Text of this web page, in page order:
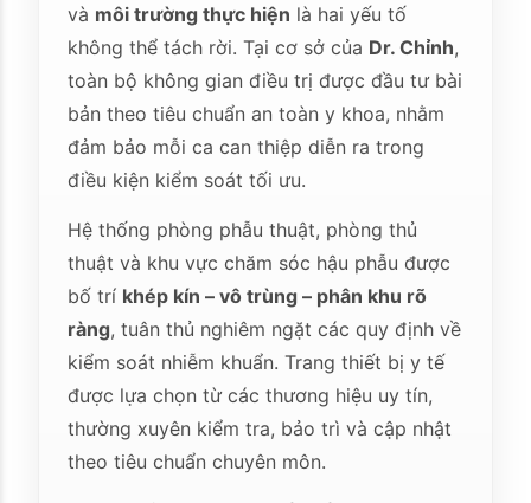
và môi trường thực hiện là hai yếu tố
không thể tách rời. Tại cơ sở của Dr. Chỉnh,
toàn bộ không gian điều trị được đầu tư bài
bản theo tiêu chuẩn an toàn y khoa, nhằm
đảm bảo mỗi ca can thiệp diễn ra trong
điều kiện kiểm soát tối ưu.
Hệ thống phòng phẫu thuật, phòng thủ
thuật và khu vực chăm sóc hậu phẫu được
bố trí khép kín – vô trùng – phân khu rõ
ràng, tuân thủ nghiêm ngặt các quy định về
kiểm soát nhiễm khuẩn. Trang thiết bị y tế
được lựa chọn từ các thương hiệu uy tín,
thường xuyên kiểm tra, bảo trì và cập nhật
theo tiêu chuẩn chuyên môn.